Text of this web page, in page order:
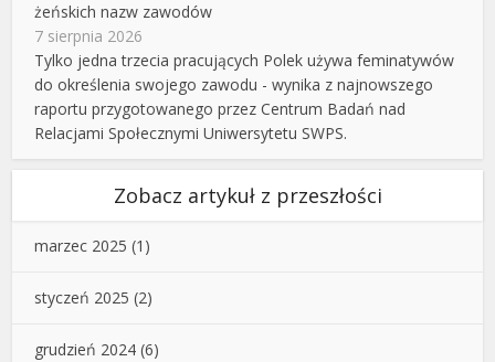
żeńskich nazw zawodów
7 sierpnia 2026
Tylko jedna trzecia pracujących Polek używa feminatywów
do określenia swojego zawodu - wynika z najnowszego
raportu przygotowanego przez Centrum Badań nad
Relacjami Społecznymi Uniwersytetu SWPS.
Zobacz artykuł z przeszłości
marzec 2025 (1)
styczeń 2025 (2)
grudzień 2024 (6)